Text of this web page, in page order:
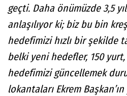
geçti. Daha önümüzde 3,5
anlaşılıyor ki; biz bu bin
hedefimizi hızlı bir şekilde
belki yeni hedefler, 150
hedefimizi güncellemek
lokantaları Ekrem